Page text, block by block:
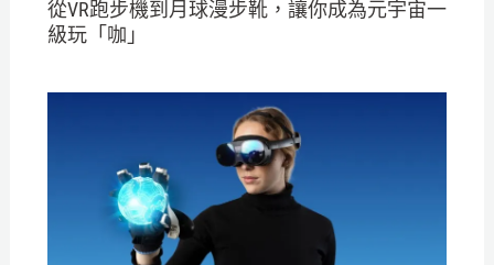
從VR跑步機到月球漫步靴，讓你成為元宇宙一
級玩「咖」